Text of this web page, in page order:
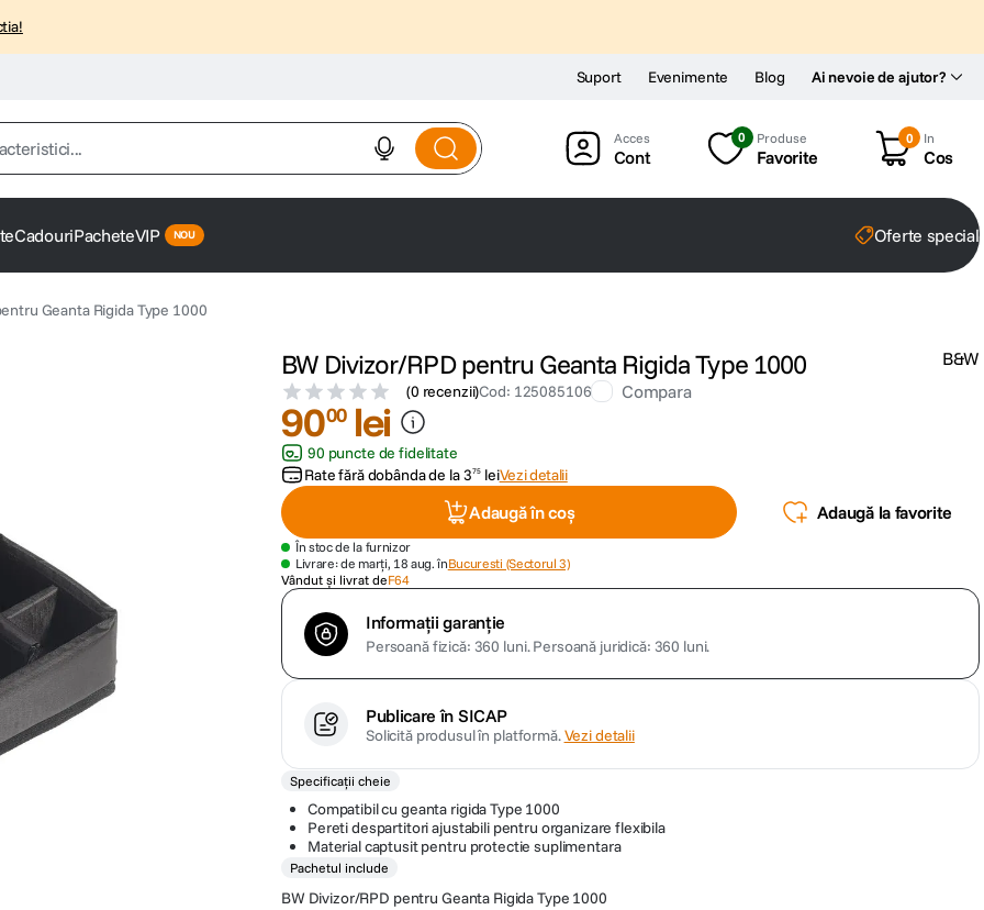
Ai nevoie de ajutor?
Suport Evenimente Blog
Cont
0 Produse
Favorite
0 In
Cos
CadouriPacheteVIP Oferte
Geanta Rigida Type 1000
BW Divizor/RPD pentru Geanta Rigida Type 1000
(0 recenzii)Cod: 125085106 Compara
B&W
9000 lei
90 puncte de fidelitate
Rate fără dobânda de la375 leiVezi detalii
Adaugă în coș Adaugă la favorite
În stoc de la furnizor
Livrare: de marți, 18 aug. înBucuresti (Sectorul 3)
Vândut și livrat deF64
Informații garanție
Persoană fizică: 360 luni. Persoană juridică: 360 luni.
Publicare în SICAP
Solicită produsul în platformă.Vezi detalii
Specificații cheie
Compatibil cu geanta rigida Type 1000
Pereti despartitori ajustabili pentru organizare flexibila
Material captusit pentru protectie suplimentara
Pachetul include
BW Divizor/RPD pentru Geanta Rigida Type 1000